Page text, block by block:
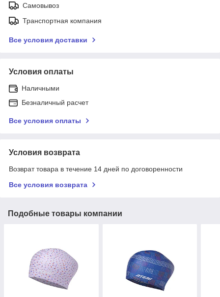
Самовывоз
Транспортная компания
Все условия доставки
Условия оплаты
Наличными
Безналичный расчет
Все условия оплаты
Условия возврата
Возврат товара в течение 14 дней по договоренности
Все условия возврата
Подобные товары компании